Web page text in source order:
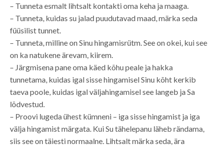
– Tunneta esmalt lihtsalt kontakti oma keha ja maaga.
– Tunneta, kuidas su jalad puudutavad maad, märka seda
füüsilist tunnet.
– Tunneta, milline on Sinu hingamisrütm. See on okei, kui see
on ka natukene ärevam, kiirem.
– Järgmisena pane oma käed kõhu peale ja hakka
tunnetama, kuidas igal sisse hingamisel Sinu kõht kerkib
taeva poole, kuidas igal väljahingamisel see langeb ja Sa
lõdvestud.
– Proovi lugeda ühest kümneni – iga sisse hingamist ja iga
välja hingamist märgata. Kui Su tähelepanu läheb rändama,
siis see on täiesti normaalne. Lihtsalt märka seda, ära